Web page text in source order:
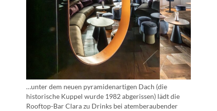
…unter dem neuen pyramidenartigen Dach (die
historische Kuppel wurde 1982 abgerissen) lädt die
Rooftop-Bar Clara zu Drinks bei atemberaubender